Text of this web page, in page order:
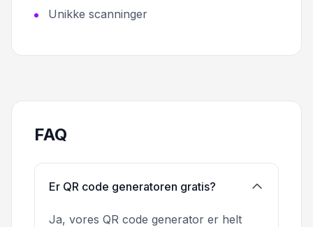
Unikke scanninger
FAQ
Er QR code generatoren gratis?
Ja, vores QR code generator er helt